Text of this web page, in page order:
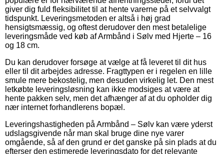
giver dig fuld fleksibilitet til at hente varerne på et selvvalgt
tidspunkt. Leveringsmetoden er altså i høj grad
hensigtsmæssig, og oftest derudover den mest betalelige
leveringsmåde ved køb af Armbånd i Sølv med Hjerte – 16
og 18 cm.
Du kan derudover forsøge at vælge at få leveret til dit hus
eller til dit arbejdes adresse. Fragttypen er i regelen en lille
smule mere bekostelig, men desuden virkelig let. Den mest
letkøbte leveringsløsning kan ikke modsiges at være at
hente pakken selv, men det afhænger af at du opholder dig
nær internet forhandlerens bopæl.
Leveringshastigheden på Armbånd – Sølv kan være yderst
udslagsgivende når man skal bruge dine nye varer
omgående, så af den grund er det ganske på sin plads at du
efterser den estimerede leveringsdato for det relevante